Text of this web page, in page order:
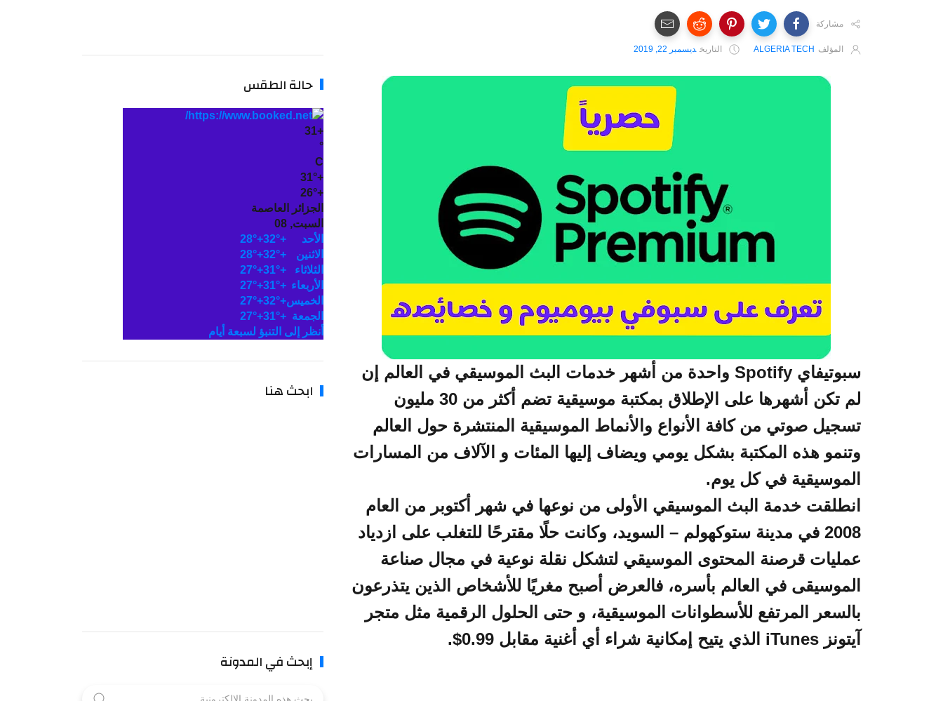
مشاركة
المؤلف ALGERIA TECH التاريخ ديسمبر 22, 2019
سبوتيفاي Spotify واحدة من أشهر خدمات البث الموسيقي في العالم إن
لم تكن أشهرها على الإطلاق بمكتبة موسيقية تضم أكثر من 30 مليون
تسجيل صوتي من كافة الأنواع والأنماط الموسيقية المنتشرة حول العالم
وتنمو هذه المكتبة بشكل يومي ويضاف إليها المئات و الآلاف من المسارات
الموسيقية في كل يوم.
انطلقت خدمة البث الموسيقي الأولى من نوعها في شهر أكتوبر من العام
2008 في مدينة ستوكهولم – السويد، وكانت حلًا مقترحًا للتغلب على ازدياد
عمليات قرصنة المحتوى الموسيقي لتشكل نقلة نوعية في مجال صناعة
الموسيقى في العالم بأسره، فالعرض أصبح مغريًا للأشخاص الذين يتذرعون
بالسعر المرتفع للأسطوانات الموسيقية، و حتى الحلول الرقمية مثل متجر
آيتونز iTunes الذي يتيح إمكانية شراء أي أغنية مقابل 0.99$.
حالة الطقس
+
31
°
C
+
31°
+
26°
الجزائر العاصمة
السبت, 08
الأحد
+
32°
+
28°
الاثنين
+
32°
+
28°
الثلاثاء
+
31°
+
27°
الأربعاء +
31°
+
27°
الخميس+
32°
+
27°
الجمعة +
31°
+
27°
أنظر إلى التنبؤ لسبعة أيام
ابحث هنا
إبحث في المدونة